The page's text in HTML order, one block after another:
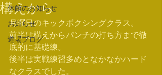
休館のお知らせ
お知らせ
道場ブログ
構えから
月曜日のキックボクシングクラス。
前半は構えからパンチの打ち方まで徹
底的に基礎練。
後半は実戦練習多めとなかなかハード
なクラスでした。